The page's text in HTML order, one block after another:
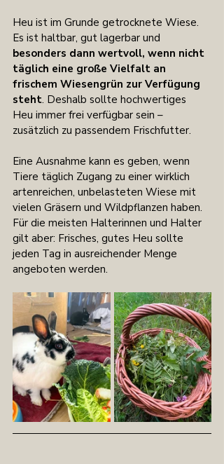
Heu ist im Grunde getrocknete Wiese.
Es ist haltbar, gut lagerbar und
besonders dann wertvoll, wenn nicht
täglich eine große Vielfalt an
frischem Wiesengrün zur Verfügung
steht. Deshalb sollte hochwertiges
Heu immer frei verfügbar sein –
zusätzlich zu passendem Frischfutter.
Eine Ausnahme kann es geben, wenn
Tiere täglich Zugang zu einer wirklich
artenreichen, unbelasteten Wiese mit
vielen Gräsern und Wildpflanzen haben.
Für die meisten Halterinnen und Halter
gilt aber: Frisches, gutes Heu sollte
jeden Tag in ausreichender Menge
angeboten werden.